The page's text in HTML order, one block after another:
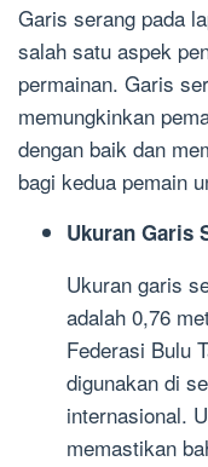
Garis serang pada
salah satu aspek
permainan. Garis
memungkinkan
dengan baik dan
bagi kedua pemain
Ukuran Garis
Ukuran garis
adalah 0,76
Federasi Bulu
digunakan di
internasional.
memastikan